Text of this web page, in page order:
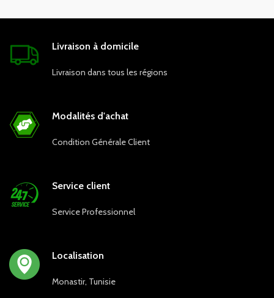
Livraison à domicile
Livraison dans tous les régions
Modalités d'achat
Condition Générale Client
Service client
Service Professionnel
Localisation
Monastir, Tunisie